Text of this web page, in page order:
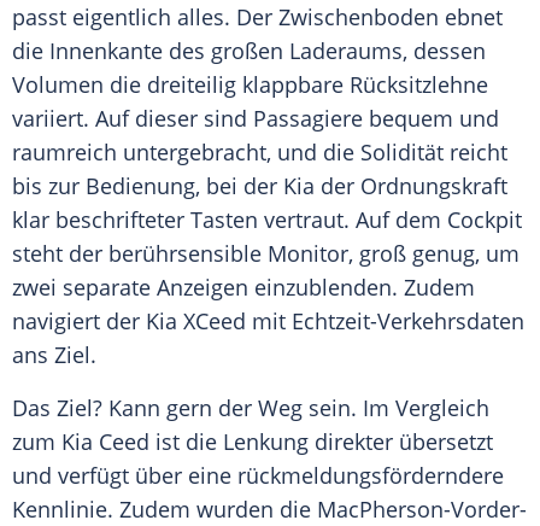
passt eigentlich alles. Der Zwischenboden ebnet
die Innenkante des großen Laderaums, dessen
Volumen die dreiteilig klappbare Rücksitzlehne
variiert. Auf dieser sind Passagiere bequem und
raumreich untergebracht, und die Solidität reicht
bis zur Bedienung, bei der Kia der Ordnungskraft
klar beschrifteter Tasten vertraut. Auf dem Cockpit
steht der berührsensible Monitor, groß genug, um
zwei separate Anzeigen einzublenden. Zudem
navigiert der Kia XCeed mit Echtzeit-Verkehrsdaten
ans Ziel.
Das Ziel? Kann gern der Weg sein. Im Vergleich
zum Kia Ceed ist die Lenkung direkter übersetzt
und verfügt über eine rückmeldungsförderndere
Kennlinie. Zudem wurden die MacPherson-Vorder-